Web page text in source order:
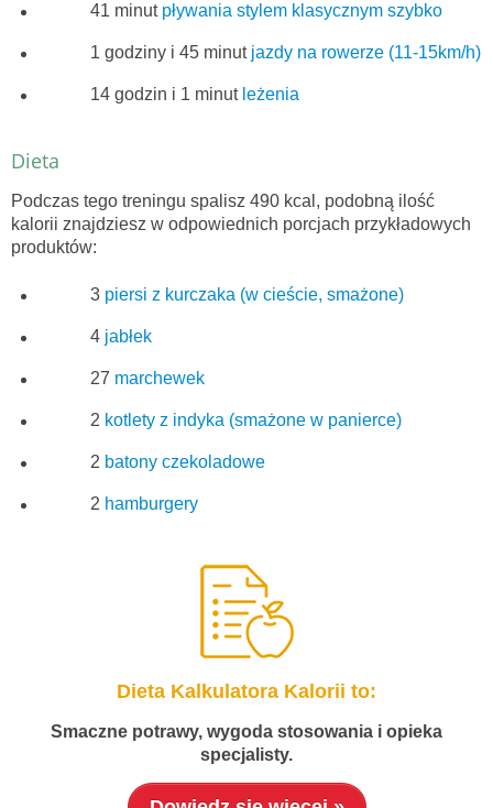
41 minut pływania stylem klasycznym szybko
1 godziny i 45 minut jazdy na rowerze (11-15km/h)
14 godzin i 1 minut leżenia
Dieta
Podczas tego treningu spalisz 490 kcal, podobną ilość
kalorii znajdziesz w odpowiednich porcjach przykładowych
produktów:
3 piersi z kurczaka (w cieście, smażone)
4 jabłek
27 marchewek
2 kotlety z indyka (smażone w panierce)
2 batony czekoladowe
2 hamburgery
Dieta Kalkulatora Kalorii to:
Smaczne potrawy, wygoda stosowania i opieka
specjalisty.